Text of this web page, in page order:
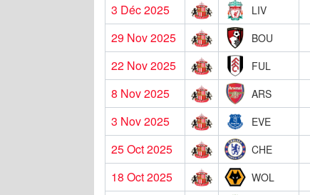
3 Déc 2025
LIV
29 Nov 2025
BOU
22 Nov 2025
FUL
8 Nov 2025
ARS
3 Nov 2025
EVE
25 Oct 2025
CHE
18 Oct 2025
WOL